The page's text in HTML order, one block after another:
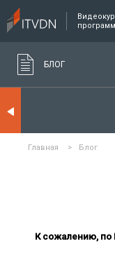
БЛОГ
Главная > Блог
К сожалению, по